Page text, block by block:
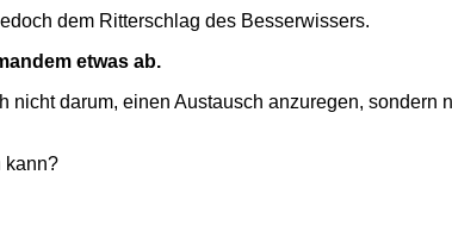
dem Ritterschlag des Besserwissers.
etwas ab.
darum, einen Austausch anzuregen, sondern
kann?